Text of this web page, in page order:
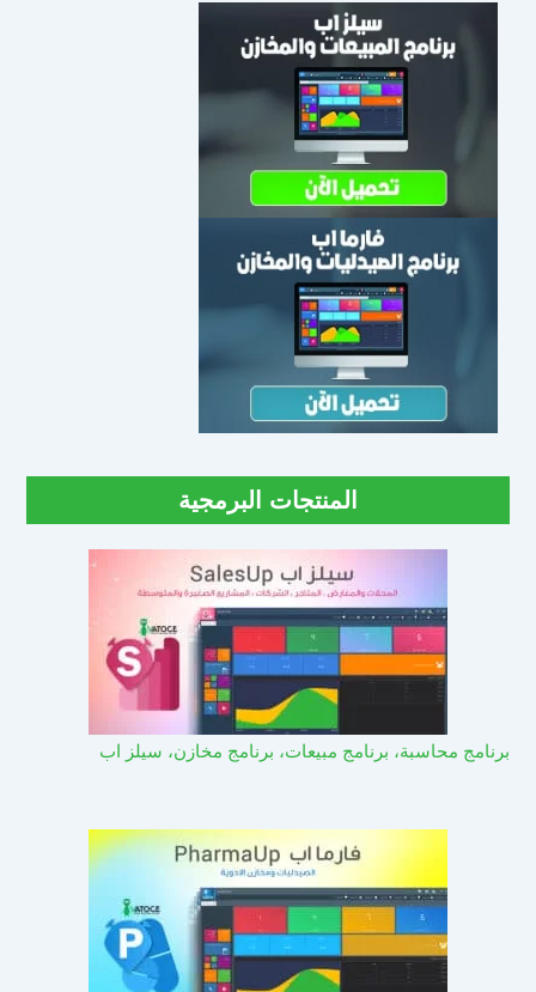
المنتجات البرمجية
برنامج محاسبة، برنامج مبيعات، برنامج مخازن، سيلز اب